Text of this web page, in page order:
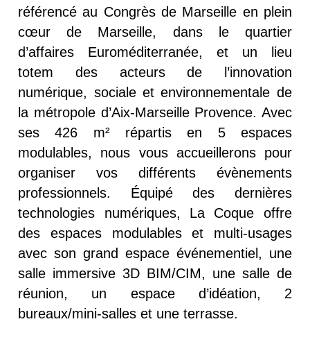
référencé au Congrès de Marseille en plein
cœur de Marseille, dans le quartier
d’affaires Euroméditerranée, et un lieu
totem des acteurs de l’innovation
numérique, sociale et environnementale de
la métropole d’Aix-Marseille Provence. Avec
ses 426 m² répartis en 5 espaces
modulables, nous vous accueillerons pour
organiser vos différents évènements
professionnels. Équipé des dernières
technologies numériques, La Coque offre
des espaces modulables et multi-usages
avec son grand espace événementiel, une
salle immersive 3D BIM/CIM, une salle de
réunion, un espace d’idéation, 2
bureaux/mini-salles et une terrasse.